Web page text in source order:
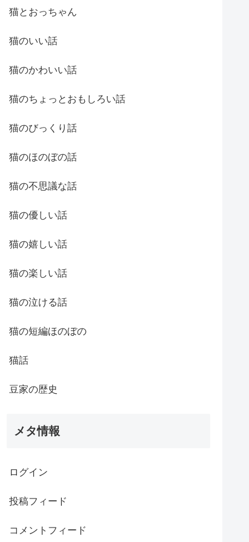
猫とおっちゃん
猫のいい話
猫のかわいい話
猫のちょっとおもしろい話
猫のびっくり話
猫のほのぼの話
猫の不思議な話
猫の優しい話
猫の嬉しい話
猫の楽しい話
猫の泣ける話
猫の短編ほのぼの
猫話
豆家の歴史
メタ情報
ログイン
投稿フィード
コメントフィード